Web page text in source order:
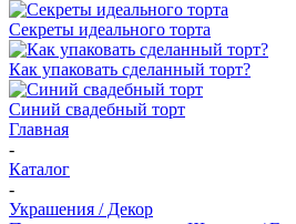
Секреты идеального торта
Как упаковать сделанный торт?
Синий свадебный торт
Главная
-
Каталог
-
Украшения / Декор